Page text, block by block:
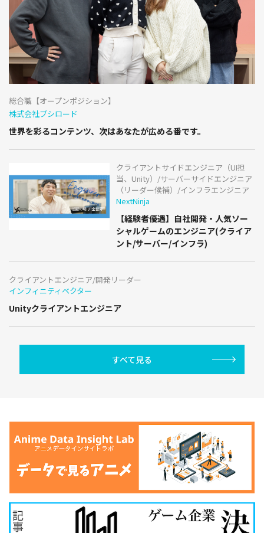
総合職【オープンポジション】
株式会社ブシロード
世界を彩るコンテンツ、次はあなたが広める番です。
クライアントサイドエンジニア（UI担
当、Unity）/サーバーサイドエンジニア
（リーダー候補）/インフラエンジニア
NextNinja
【経験者優遇】自社開発・人気ソー
シャルゲームのエンジニア(クライア
ント/サーバー/インフラ)
クライアントエンジニア/開発リーダー
インフィニティベクター
Unityクライアントエンジニア
すべて見る